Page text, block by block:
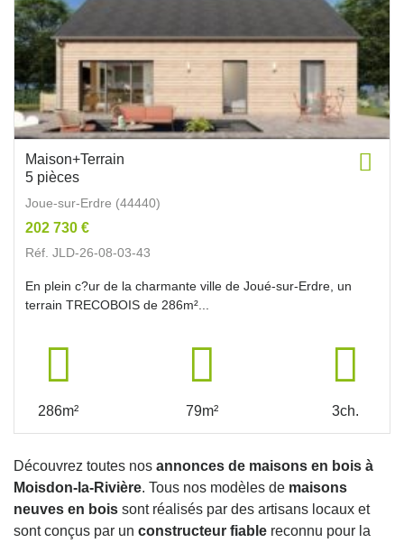
Maison+Terrain
5 pièces
Joue-sur-Erdre (44440)
202 730 €
Réf. JLD-26-08-03-43
En plein c?ur de la charmante ville de Joué-sur-Erdre, un
terrain TRECOBOIS de 286m²...
286m² 79m² 3ch.
Découvrez toutes nos annonces de maisons en bois à
Moisdon-la-Rivière. Tous nos modèles de maisons
neuves en bois sont réalisés par des artisans locaux et
sont conçus par un constructeur fiable reconnu pour la